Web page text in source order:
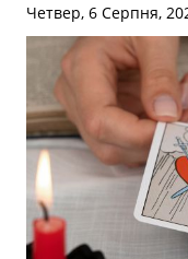
Четвер, 6 Серпня,